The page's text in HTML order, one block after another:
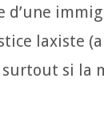
d’une
laxiste
si la